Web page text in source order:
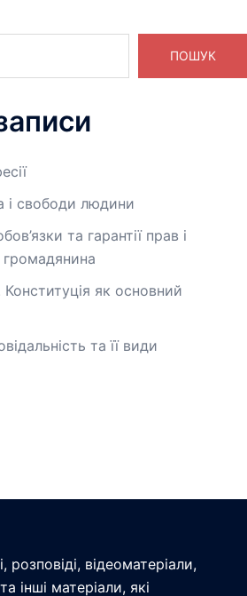
ПОШУК
і свободи людини
та гарантії прав і
як основний
та її види
розповіді, відеоматеріали,
інші матеріали, які